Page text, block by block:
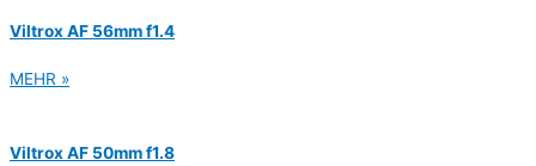
Viltrox AF 56mm f1.4
MEHR »
Viltrox AF 50mm f1.8